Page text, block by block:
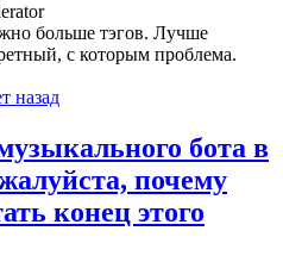
больше тэгов. Лучше
с которым проблема.
назад
бота в
почему
конец этого